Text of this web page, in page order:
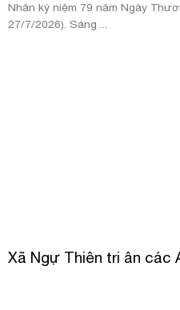
Nhân kỷ niệm 79 năm Ngày
27/7/2026). Sáng ...
Xã Ngự Thiên tri ân các